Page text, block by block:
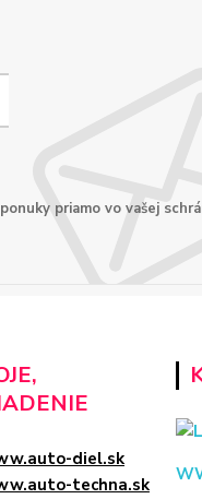
priamo vo vašej
diel.sk
techna.sk